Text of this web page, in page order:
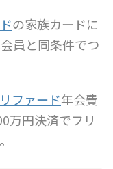
の家族カードに
員と同条件でつ
ファード年会費
万円決済でフリ